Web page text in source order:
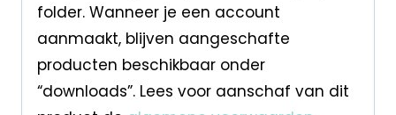
folder. Wanneer je een account
aanmaakt, blijven aangeschafte
producten beschikbaar onder
“downloads”. Lees voor aanschaf van dit